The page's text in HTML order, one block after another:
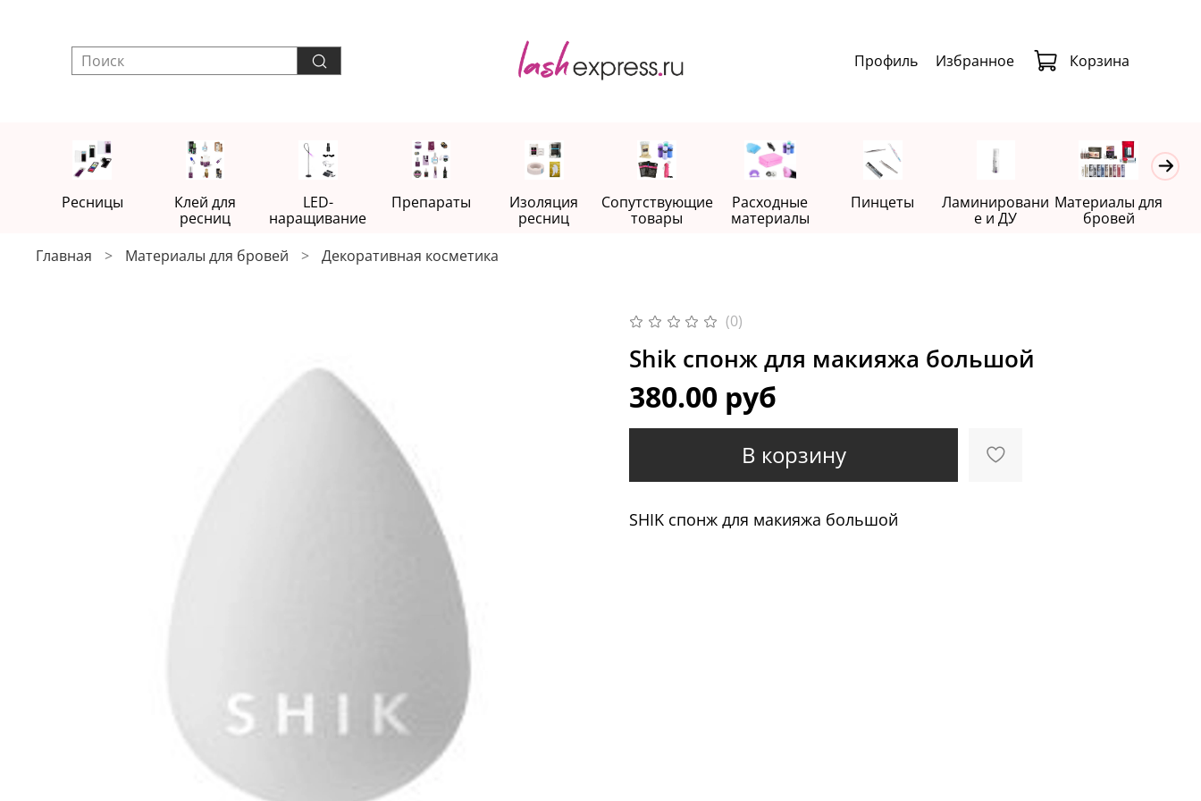
Профиль Избранное Корзина
Ресницы
Клей для
ресниц
LED-
наращивание
Препараты
Изоляция
ресниц
Сопутствующие
товары
Расходные
материалы
Пинцеты
Ламинировани
е и ДУ
Материалы для
бровей
Главная Материалы для бровей Декоративная косметика
(0)
Shik спонж для макияжа большой
380.00 руб
В корзину
SHIK спонж для макияжа большой